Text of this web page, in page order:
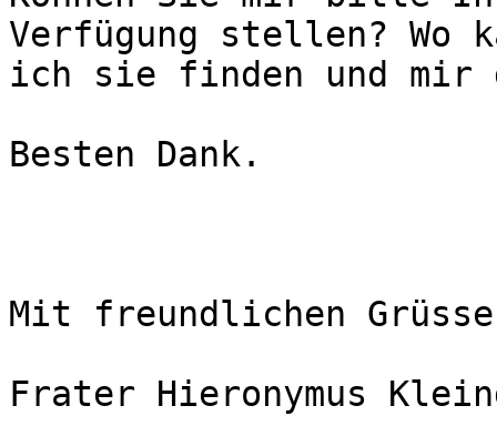
Verfügung stellen? Wo
ich sie finden und mir
Besten Dank.
Mit freundlichen
Frater Hieronymus